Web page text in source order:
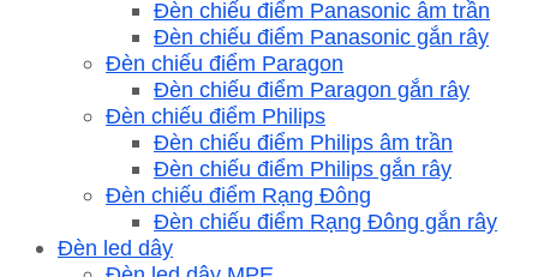
Đèn chiếu điểm Panasonic âm trần
Đèn chiếu điểm Panasonic gắn rây
Đèn chiếu điểm Paragon
Đèn chiếu điểm Paragon gắn rây
Đèn chiếu điểm Philips
Đèn chiếu điểm Philips âm trần
Đèn chiếu điểm Philips gắn rây
Đèn chiếu điểm Rạng Đông
Đèn chiếu điểm Rạng Đông gắn rây
Đèn led dây